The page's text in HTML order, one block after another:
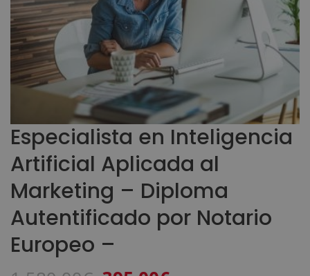
Especialista en Inteligencia
Artificial Aplicada al
Marketing – Diploma
Autentificado por Notario
Europeo –